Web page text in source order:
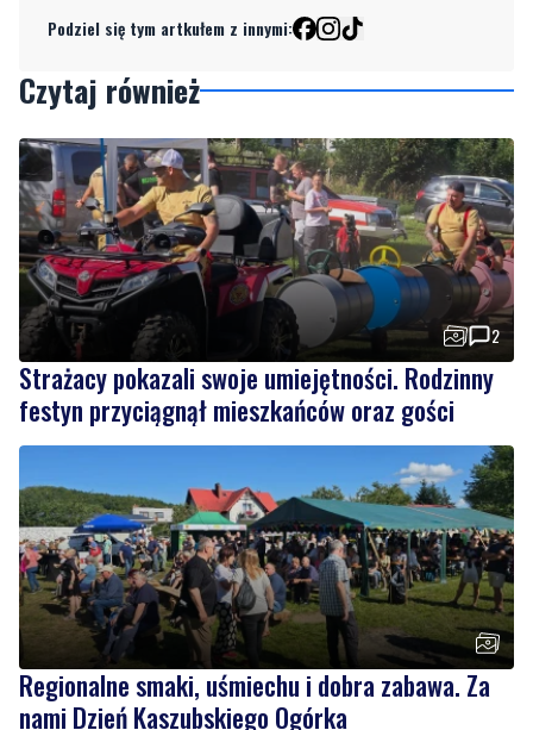
Podziel się tym artkułem z innymi:
Czytaj również
2
Strażacy pokazali swoje umiejętności. Rodzinny
festyn przyciągnął mieszkańców oraz gości
Regionalne smaki, uśmiechu i dobra zabawa. Za
nami Dzień Kaszubskiego Ogórka